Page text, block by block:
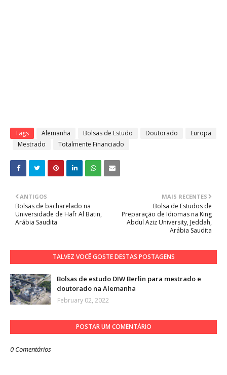
Tags Alemanha Bolsas de Estudo Doutorado
Europa
Mestrado
Totalmente Financiado
MAIS RECENTES
Bolsa de Estudos de
Preparação de Idiomas na King
Abdul Aziz University, Jeddah,
Arábia Saudita
ANTIGOS
Bolsas de bacharelado na
Universidade de Hafr Al Batin,
Arábia Saudita
TALVEZ VOCÊ GOSTE DESTAS POSTAGENS
Bolsas de estudo DIW Berlin para mestrado e
doutorado na Alemanha
February 02, 2022
POSTAR UM COMENTÁRIO
0 Comentários